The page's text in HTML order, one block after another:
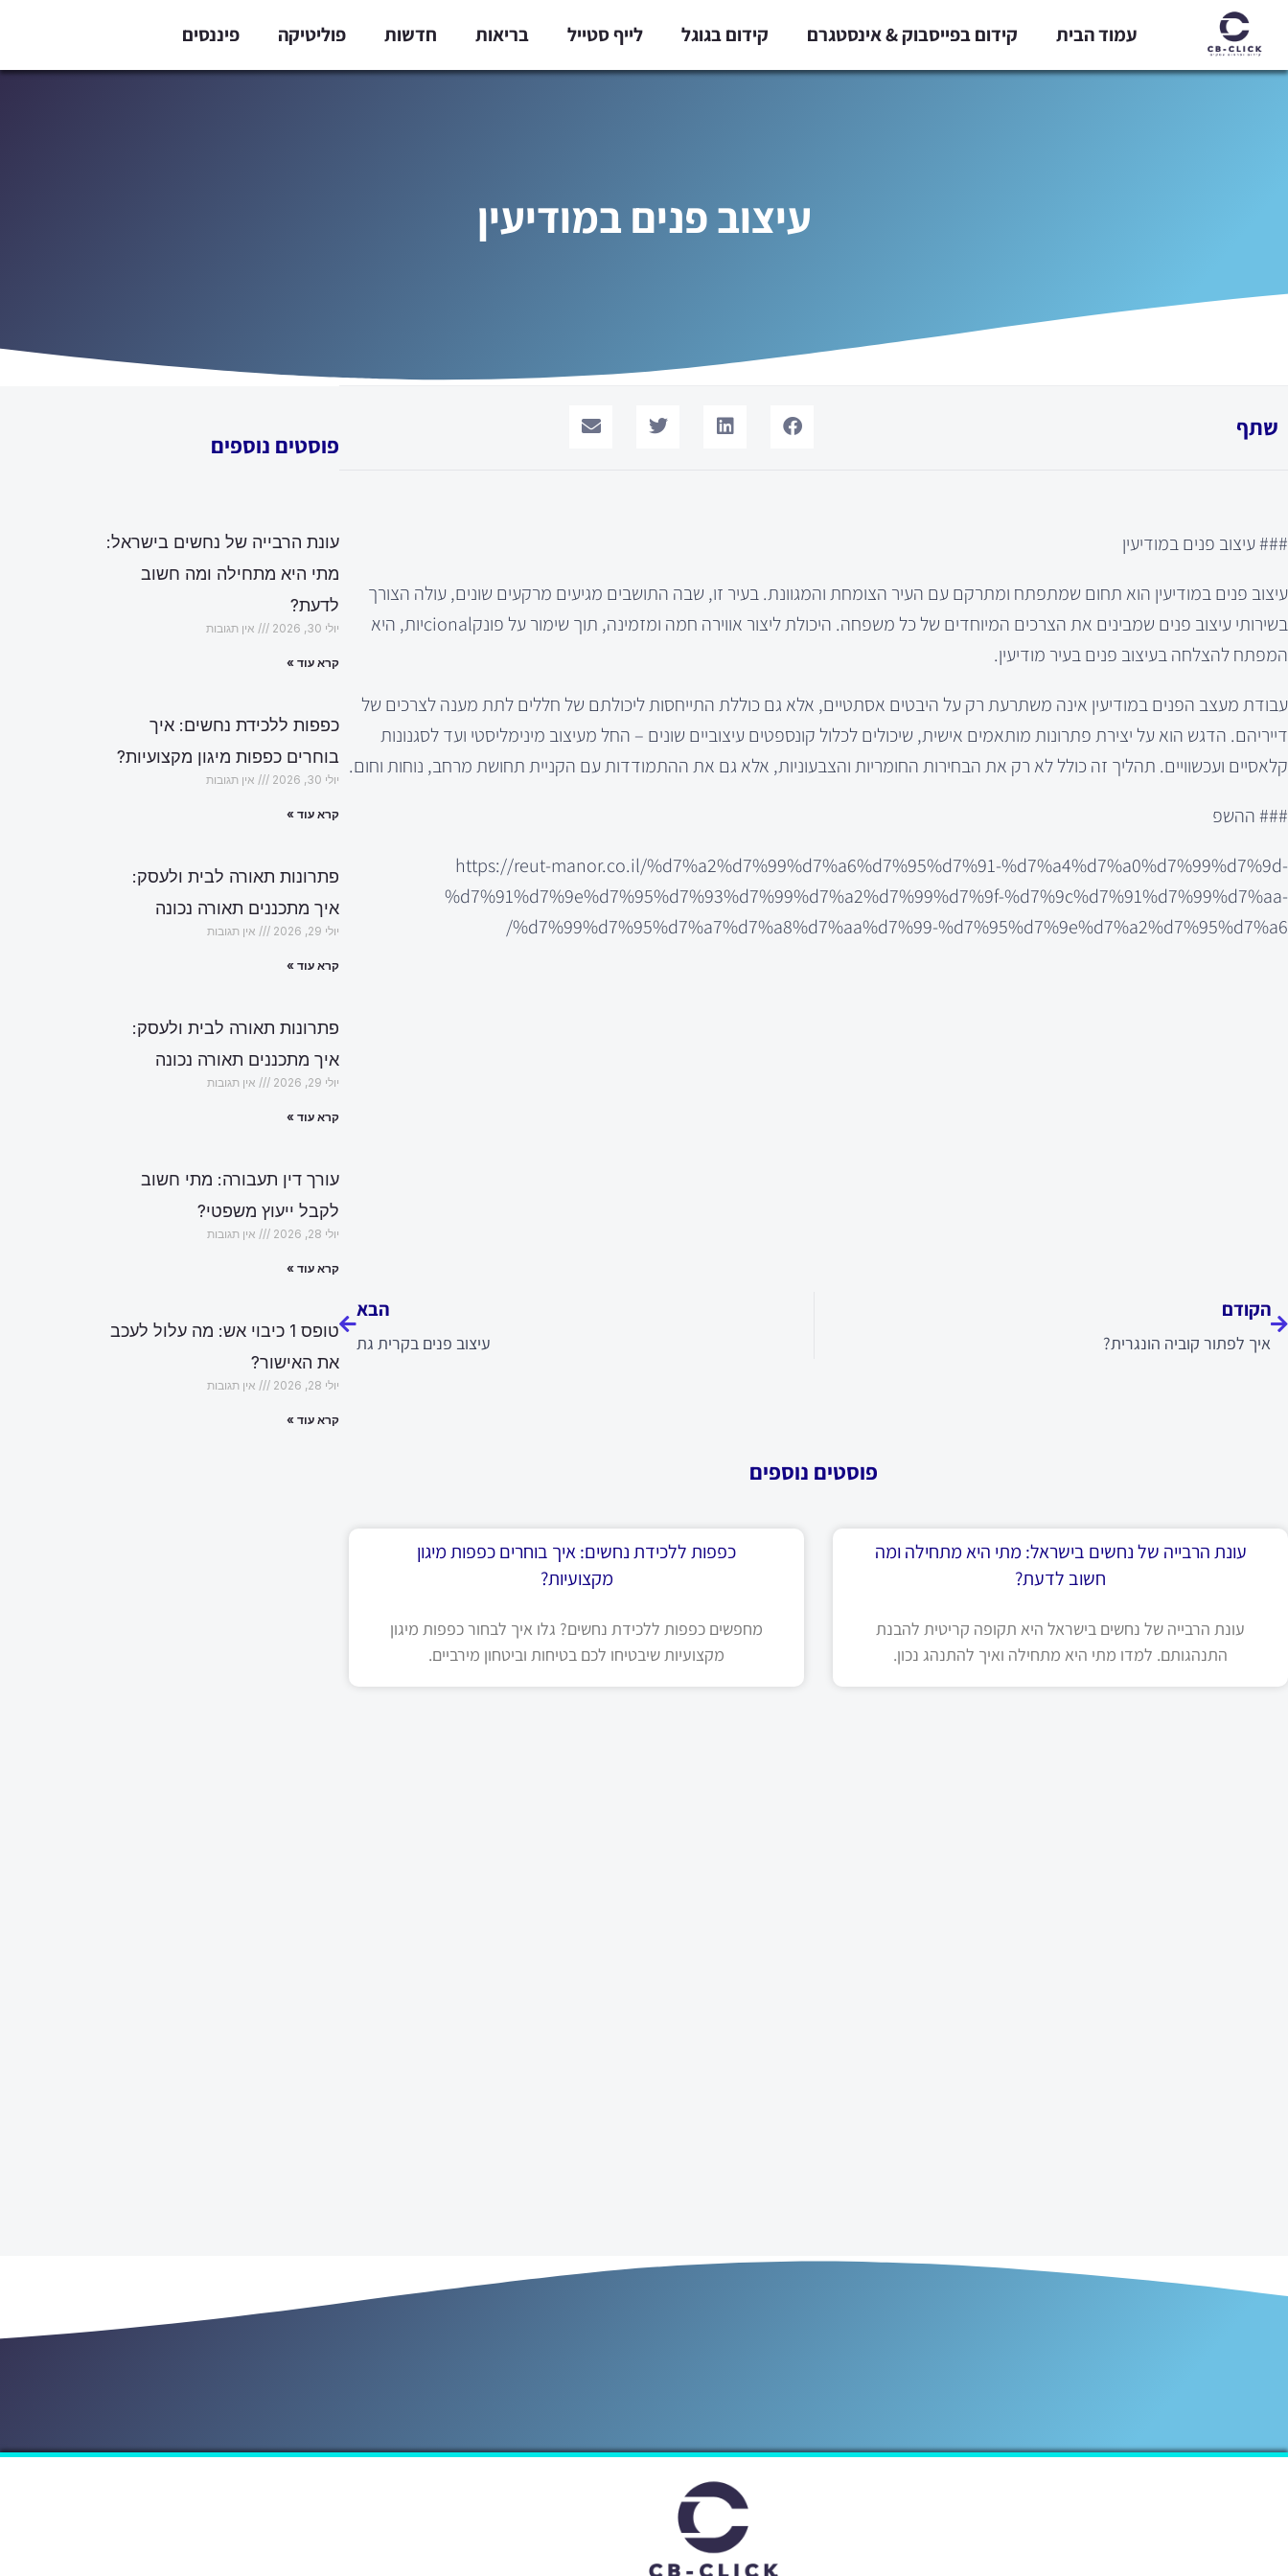
לתוכן
עמוד הבית קידום בפייסבוק & אינסטגרם קידום בגוגל לייף סטייל בריאות חדשות פוליטיקה פיננסים
עיצוב פנים במודיעין
שתף
### עיצוב פנים במודיעין
עיצוב פנים במודיעין הוא תחום שמתפתח ומתרקם עם העיר הצומחת והמגוונת. בעיר זו, שבה התושבים מגיעים מרקעים שונים, עולה הצורך
בשירותי עיצוב פנים שמבינים את הצרכים המיוחדים של כל משפחה. היכולת ליצור אווירה חמה ומזמינה, תוך שימור על פונקcionalיות, היא
המפתח להצלחה בעיצוב פנים בעיר מודיעין.
עבודת מעצב הפנים במודיעין אינה משתרעת רק על היבטים אסתטיים, אלא גם כוללת התייחסות ליכולתם של חללים לתת מענה לצרכים של
דייריהם. הדגש הוא על יצירת פתרונות מותאמים אישית, שיכולים לכלול קונספטים עיצוביים שונים – החל מעיצוב מינימליסטי ועד לסגנונות
קלאסיים ועכשוויים. תהליך זה כולל לא רק את הבחירות החומריות והצבעוניות, אלא גם את ההתמודדות עם הקניית תחושת מרחב, נוחות וחום.
### ההשפ
https://reut-manor.co.il/%d7%a2%d7%99%d7%a6%d7%95%d7%91-%d7%a4%d7%a0%d7%99%d7%9d-
%d7%91%d7%9e%d7%95%d7%93%d7%99%d7%a2%d7%99%d7%9f-%d7%9c%d7%91%d7%99%d7%aa-
%d7%99%d7%95%d7%a7%d7%a8%d7%aa%d7%99-%d7%95%d7%9e%d7%a2%d7%95%d7%a6/
הקודם
איך לפתור קוביה הונגרית?
הבא
עיצוב פנים בקרית גת
הבא
פוסטים נוספים
עונת הרבייה של נחשים בישראל: מתי היא מתחילה ומה
חשוב לדעת?
עונת הרבייה של נחשים בישראל היא תקופה קריטית להבנת
התנהגותם. למדו מתי היא מתחילה ואיך להתנהג נכון.
כפפות ללכידת נחשים: איך בוחרים כפפות מיגון
מקצועיות?
מחפשים כפפות ללכידת נחשים? גלו איך לבחור כפפות מיגון
מקצועיות שיבטיחו לכם בטיחות וביטחון מירביים.
פוסטים נוספים
עונת הרבייה של נחשים בישראל:
מתי היא מתחילה ומה חשוב
לדעת?
יולי 30, 2026 אין תגובות
קרא עוד »
כפפות ללכידת נחשים: איך
בוחרים כפפות מיגון מקצועיות?
יולי 30, 2026 אין תגובות
קרא עוד »
פתרונות תאורה לבית ולעסק:
איך מתכננים תאורה נכונה
יולי 29, 2026 אין תגובות
קרא עוד »
פתרונות תאורה לבית ולעסק:
איך מתכננים תאורה נכונה
יולי 29, 2026 אין תגובות
קרא עוד »
עורך דין תעבורה: מתי חשוב
לקבל ייעוץ משפטי?
יולי 28, 2026 אין תגובות
קרא עוד »
טופס 1 כיבוי אש: מה עלול לעכב
את האישור?
יולי 28, 2026 אין תגובות
קרא עוד »